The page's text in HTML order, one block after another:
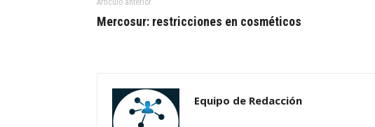
Artículo anterior
Mercosur: restricciones en cosméticos
Equipo de Redacción